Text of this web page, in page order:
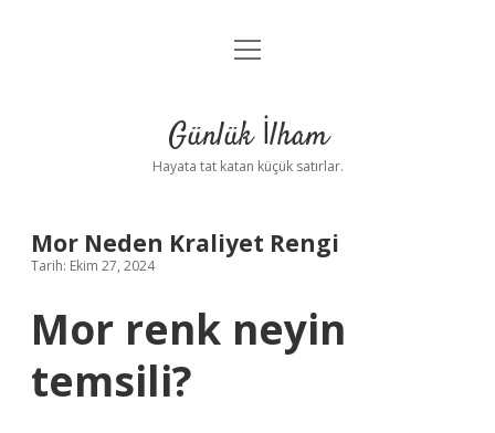
Anasayfa
Yasal Uyarı
menüyü
Günlük İlham
Hayata tat katan küçük satırlar.
Mor Neden Kraliyet Rengi
Tarih: Ekim 27, 2024
Mor renk neyin
temsili?